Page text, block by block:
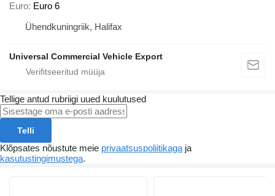
Euro Euro 6
Ühendkuningriik, Halifax
Universal Commercial Vehicle Export
Tellige antud rubriigi uued kuulutused
Telli
Klõpsates nõustute meie privaatsuspoliitikaga ja
kasutustingimustega.